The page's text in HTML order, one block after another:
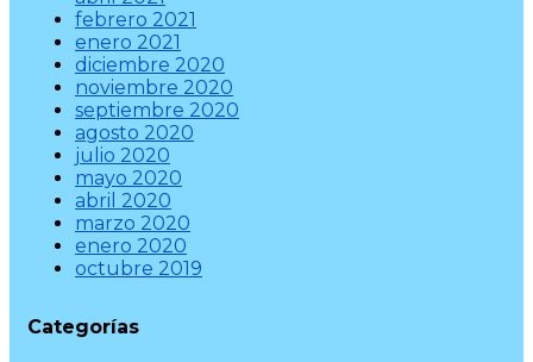
febrero 2021
enero 2021
diciembre 2020
noviembre 2020
septiembre 2020
agosto 2020
julio 2020
mayo 2020
abril 2020
marzo 2020
enero 2020
octubre 2019
Categorías